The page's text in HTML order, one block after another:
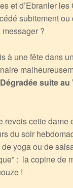
et d’Ebranler
subitement
messager ?
à une fête dans
suite au
revois cette dame
du soir
yoga ou de
: la copine
!